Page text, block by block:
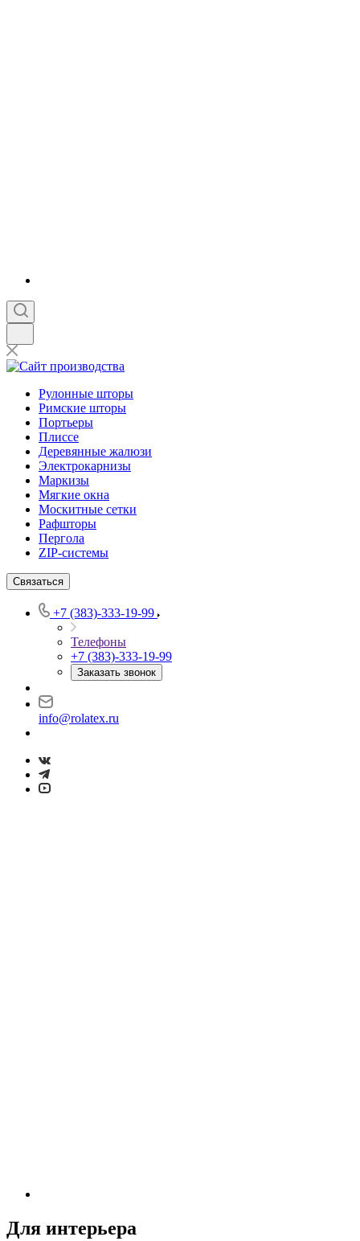
Рулонные шторы
Римские шторы
Портьеры
Плиссе
Деревянные жалюзи
Электрокарнизы
Маркизы
Мягкие окна
Москитные сетки
Рафшторы
Пергола
ZIP-системы
Связаться
+7 (383)-333-19-99
Телефоны
+7 (383)-333-19-99
Заказать звонок
info@rolatex.ru
Для интерьера